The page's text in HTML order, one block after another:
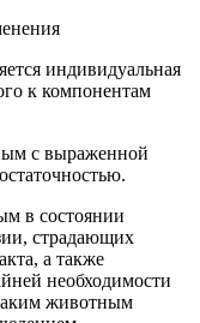
индивидуальная
к компонентам
с выраженной
в состоянии
страдающих
а также
необходимости
животным